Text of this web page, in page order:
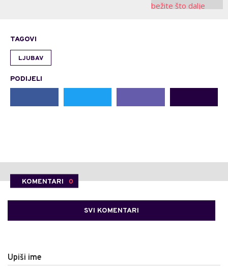
TAGOVI
LJUBAV
PODIJELI
KOMENTARI 0
SVI KOMENTARI
Upiši ime